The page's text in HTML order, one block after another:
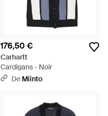
176,50 €
Carhartt
Cardigans - Noir
De Miinto